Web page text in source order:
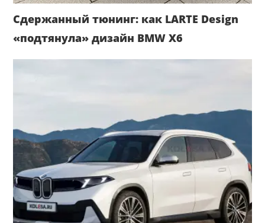
Сдержанный тюнинг: как LARTE Design
«подтянула» дизайн BMW X6